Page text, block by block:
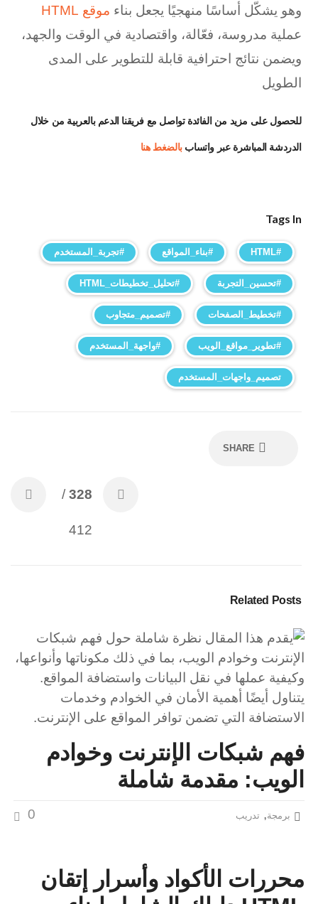
وهو يشكّل أساسًا منهجيًا يجعل بناء موقع HTML
عملية مدروسة، فعّالة، واقتصادية في الوقت والجهد،
ويضمن نتائج احترافية قابلة للتطوير على المدى
الطويل
للحصول على مزيد من الفائدة تواصل مع فريقنا الدعم بالعربية من خلال
الدردشة المباشرة عبر واتساببالضغط هنا
Tags In
#HTML #بناء_المواقع #تجربة_المستخدم
#تحسين_التجربة #تحليل_تخطيطات_HTML
#تخطيط_الصفحات #تصميم_متجاوب
#تطوير_مواقع_الويب #واجهة_المستخدم
تصميم_واجهات_المستخدم
SHARE
328
/
412
Related Posts
فهم شبكات الإنترنت وخوادم
الويب: مقدمة شاملة
برمجة, تدريب 0
محررات الأكواد وأسرار إتقان